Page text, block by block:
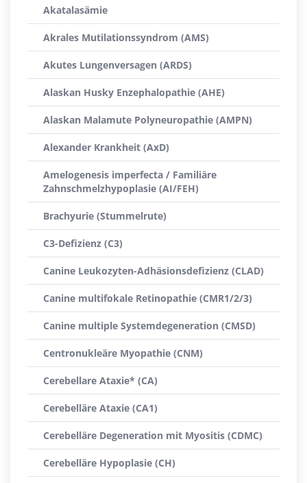
Akatalasämie
Akrales Mutilationssyndrom (AMS)
Akutes Lungenversagen (ARDS)
Alaskan Husky Enzephalopathie (AHE)
Alaskan Malamute Polyneuropathie (AMPN)
Alexander Krankheit (AxD)
Amelogenesis imperfecta / Familiäre
Zahnschmelzhypoplasie (AI/FEH)
Brachyurie (Stummelrute)
C3-Defizienz (C3)
Canine Leukozyten-Adhäsionsdefizienz (CLAD)
Canine multifokale Retinopathie (CMR1/2/3)
Canine multiple Systemdegeneration (CMSD)
Centronukleäre Myopathie (CNM)
Cerebellare Ataxie* (CA)
Cerebelläre Ataxie (CA1)
Cerebelläre Degeneration mit Myositis (CDMC)
Cerebelläre Hypoplasie (CH)